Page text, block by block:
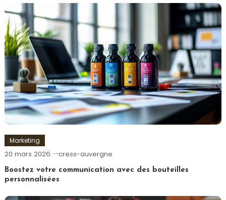
Marketing
20 mars 2026 cress-auvergne
Boostez votre communication avec des bouteilles
personnalisées